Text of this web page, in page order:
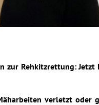
zur Rehkitzrettung: Jetzt
verletzt oder